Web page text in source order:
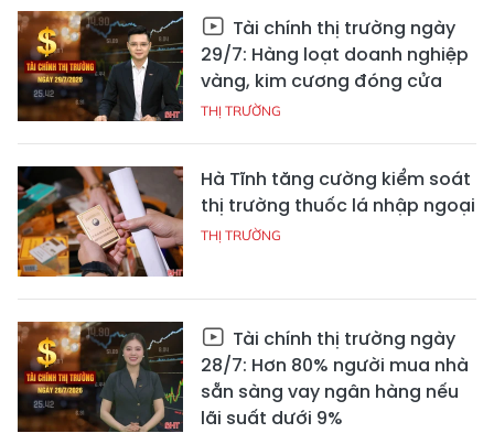
Tài chính thị trường ngày
29/7: Hàng loạt doanh nghiệp
vàng, kim cương đóng cửa
THỊ TRƯỜNG
Hà Tĩnh tăng cường kiểm soát
thị trường thuốc lá nhập ngoại
THỊ TRƯỜNG
Tài chính thị trường ngày
28/7: Hơn 80% người mua nhà
sẵn sàng vay ngân hàng nếu
lãi suất dưới 9%